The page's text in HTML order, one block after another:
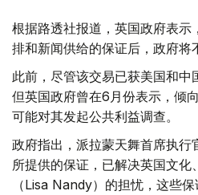
根据路透社报道，英国政府表示
排和新闻供给的保证后，政府将
此前，尽管该交易已获美国和中
但英国政府曾在6月份表示，倾
可能对其发起公共利益调查。
政府指出，派拉蒙天舞首席执行
所提供的保证，已解决英国文化
（Lisa Nandy）的担忧，这些